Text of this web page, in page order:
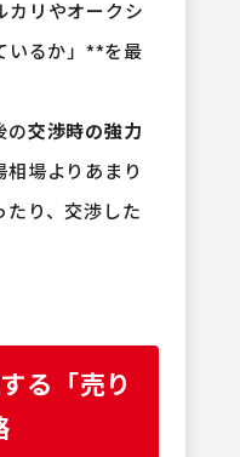
カリやオークシ
いるか」**を最
の交渉時の強力
相場よりあまり
たり、交渉した
る「売り